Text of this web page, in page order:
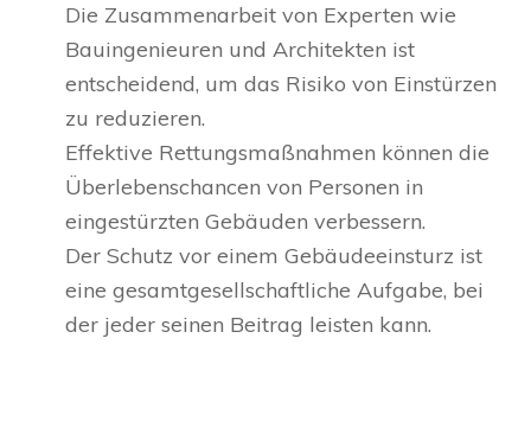
Die Zusammenarbeit von Experten wie
Bauingenieuren und Architekten ist
entscheidend, um das Risiko von Einstürzen
zu reduzieren.
Effektive Rettungsmaßnahmen können die
Überlebenschancen von Personen in
eingestürzten Gebäuden verbessern.
Der Schutz vor einem Gebäudeeinsturz ist
eine gesamtgesellschaftliche Aufgabe, bei
der jeder seinen Beitrag leisten kann.